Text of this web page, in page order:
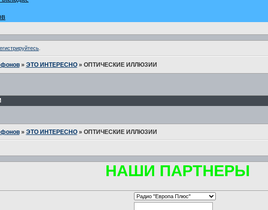
.
» ЭТО ИНТЕРЕСНО » ОПТИЧЕСКИЕ ИЛЛЮЗИИ
» ЭТО ИНТЕРЕСНО » ОПТИЧЕСКИЕ ИЛЛЮЗИИ
НАШИ ПАРТНЕРЫ